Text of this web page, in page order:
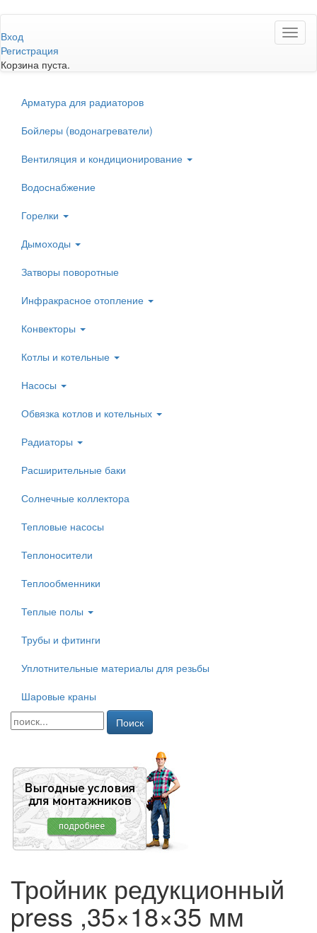
к
основному
содержанию
Вход
Регистрация
Корзина пуста.
Арматура для радиаторов
Бойлеры (водонагреватели)
Вентиляция и кондиционирование
Водоснабжение
Горелки
Дымоходы
Затворы поворотные
Инфракрасное отопление
Конвекторы
Котлы и котельные
Насосы
Обвязка котлов и котельных
Радиаторы
Расширительные баки
Солнечные коллектора
Тепловые насосы
Теплоносители
Теплообменники
Теплые полы
Трубы и фитинги
Уплотнительные материалы для резьбы
Шаровые краны
Поиск
Тройник редукционный
press ,35×18×35 мм